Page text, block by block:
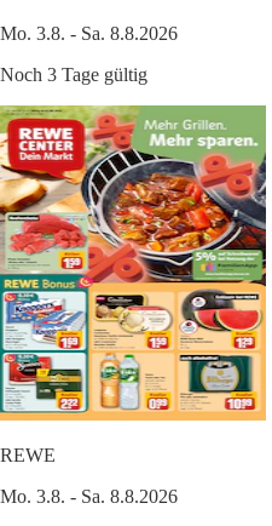
Mo. 3.8. - Sa. 8.8.2026
Noch 3 Tage gültig
REWE
Mo. 3.8. - Sa. 8.8.2026